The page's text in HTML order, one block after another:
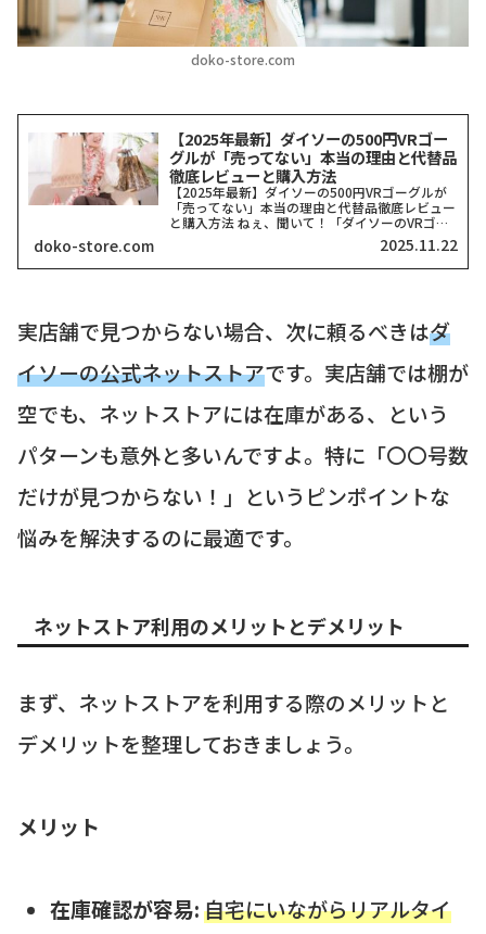
doko-store.com
【2025年最新】ダイソーの500円VRゴー
グルが「売ってない」本当の理由と代替品
徹底レビューと購入方法
【2025年最新】ダイソーの500円VRゴーグルが
「売ってない」本当の理由と代替品徹底レビュー
と購入方法 ねぇ、聞いて！「ダイソーのVRゴー
グル、どこにも売ってない！」って検索したそこ
のアナタ、同じ気持ちでここに来てくれましたよ
ね？一時期、...
doko-store.com 2025.11.22
実店舗で見つからない場合、次に頼るべきはダ
イソーの公式ネットストアです。実店舗では棚が
空でも、ネットストアには在庫がある、という
パターンも意外と多いんですよ。特に「〇〇号数
だけが見つからない！」というピンポイントな
悩みを解決するのに最適です。
ネットストア利用のメリットとデメリット
まず、ネットストアを利用する際のメリットと
デメリットを整理しておきましょう。
メリット
在庫確認が容易:自宅にいながらリアルタイ